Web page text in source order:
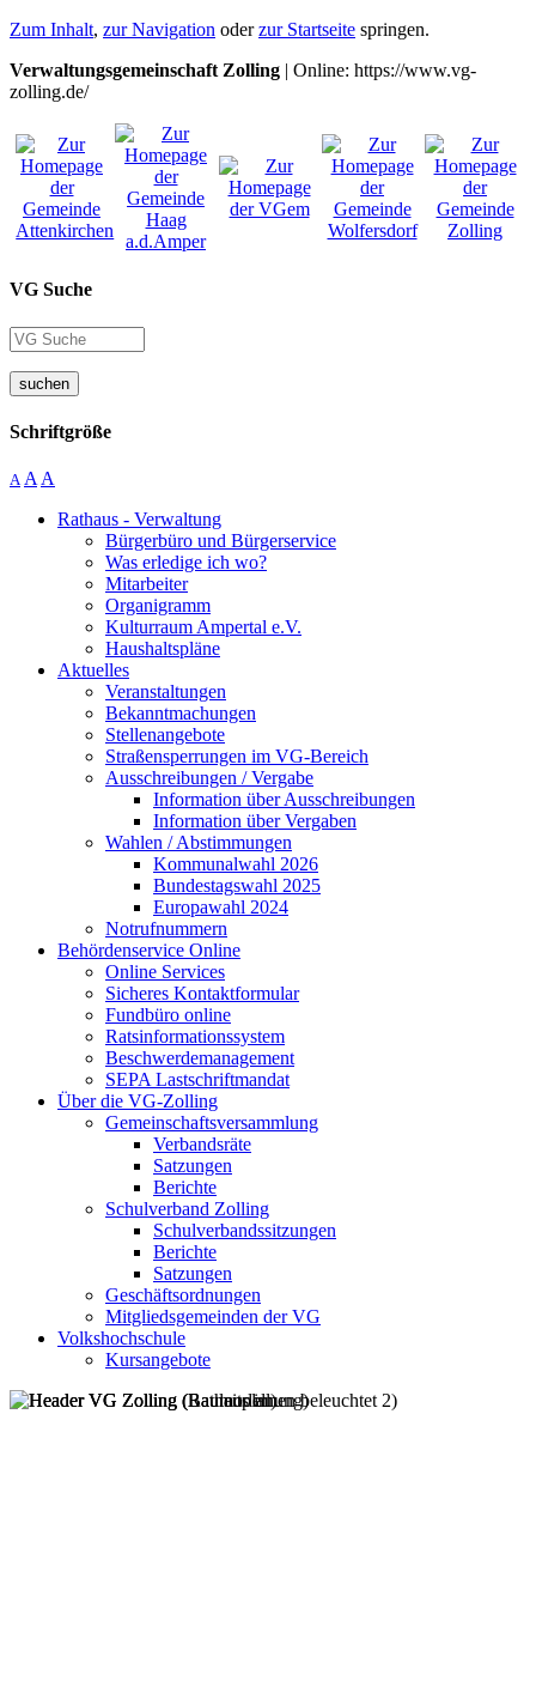
Zum Inhalt, zur Navigation oderzur Startseite springen.
Verwaltungsgemeinschaft Zolling | Online: https://www.vg-
zolling.de/
VG Suche
suchen
Schriftgröße
A A A
Rathaus - Verwaltung
Bürgerbüro und Bürgerservice
Was erledige ich wo?
Mitarbeiter
Organigramm
Kulturraum Ampertal e.V.
Haushaltspläne
Aktuelles
Veranstaltungen
Bekanntmachungen
Stellenangebote
Straßensperrungen im VG-Bereich
Ausschreibungen / Vergabe
Information über Ausschreibungen
Information über Vergaben
Wahlen / Abstimmungen
Kommunalwahl 2026
Bundestagswahl 2025
Europawahl 2024
Notrufnummern
Behördenservice Online
Online Services
Sicheres Kontaktformular
Fundbüro online
Ratsinformationssystem
Beschwerdemanagement
SEPA Lastschriftmandat
Über die VG-Zolling
Gemeinschaftsversammlung
Verbandsräte
Satzungen
Berichte
Schulverband Zolling
Schulverbandssitzungen
Berichte
Satzungen
Geschäftsordnungen
Mitgliedsgemeinden der VG
Volkshochschule
Kursangebote